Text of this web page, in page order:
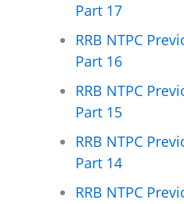
Part 17
RRB NTPC
Part 16
RRB NTPC
Part 15
RRB NTPC
Part 14
RRB NTPC